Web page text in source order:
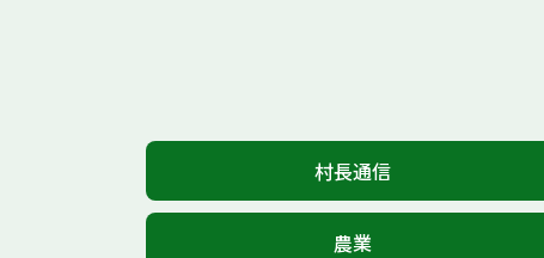
村長通信
農業